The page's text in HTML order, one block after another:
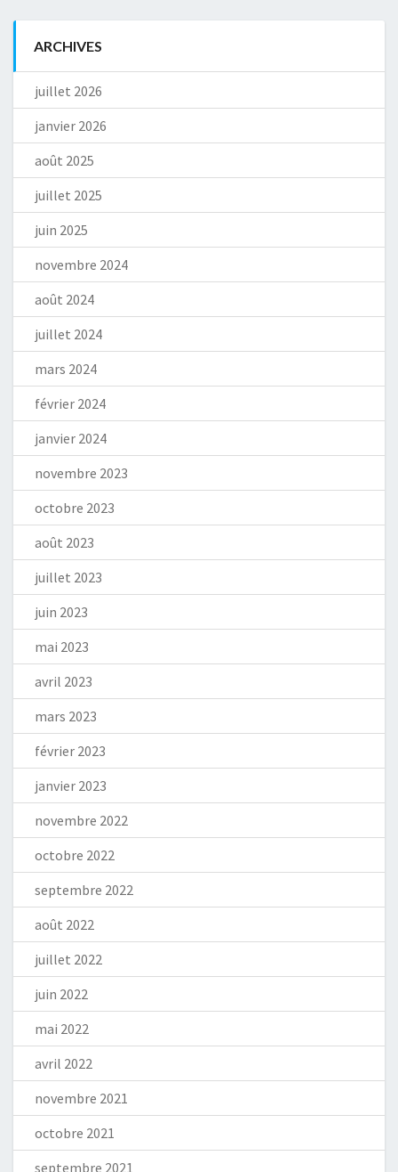
ARCHIVES
juillet 2026
janvier 2026
août 2025
juillet 2025
juin 2025
novembre 2024
août 2024
juillet 2024
mars 2024
février 2024
janvier 2024
novembre 2023
octobre 2023
août 2023
juillet 2023
juin 2023
mai 2023
avril 2023
mars 2023
février 2023
janvier 2023
novembre 2022
octobre 2022
septembre 2022
août 2022
juillet 2022
juin 2022
mai 2022
avril 2022
novembre 2021
octobre 2021
septembre 2021